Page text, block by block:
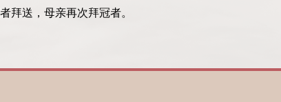
拜送，母亲再次拜冠者。